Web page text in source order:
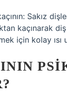
Sakız
kaçınarak
için kolay ısı